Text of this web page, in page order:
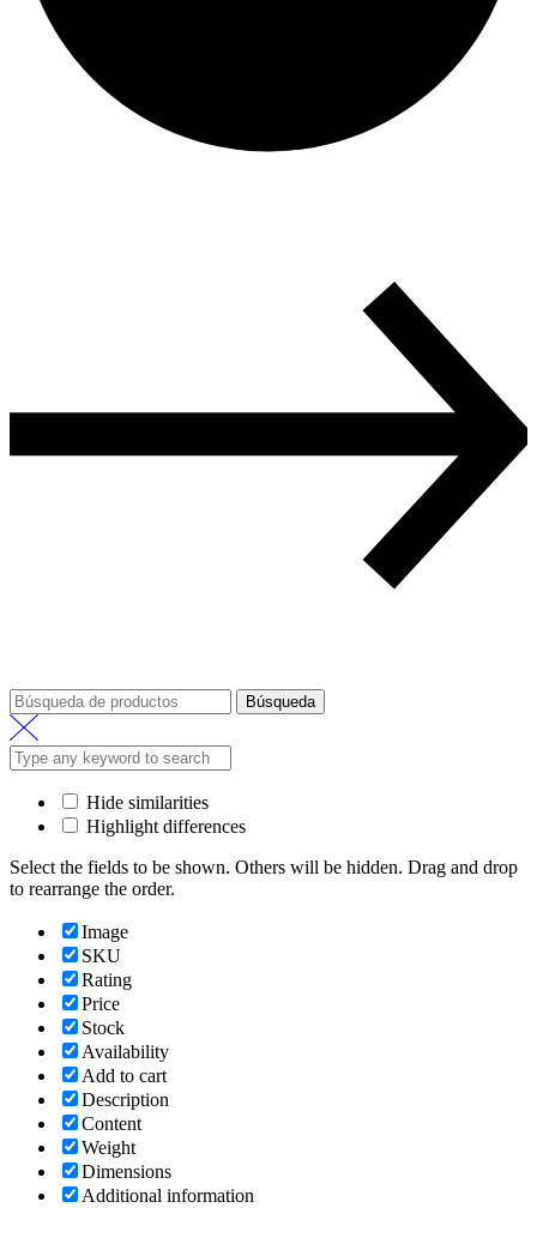
Búsqueda
Hide similarities
Highlight differences
Select the fields to be shown. Others will be hidden. Drag and drop
to rearrange the order.
Image
SKU
Rating
Price
Stock
Availability
Add to cart
Description
Content
Weight
Dimensions
Additional information